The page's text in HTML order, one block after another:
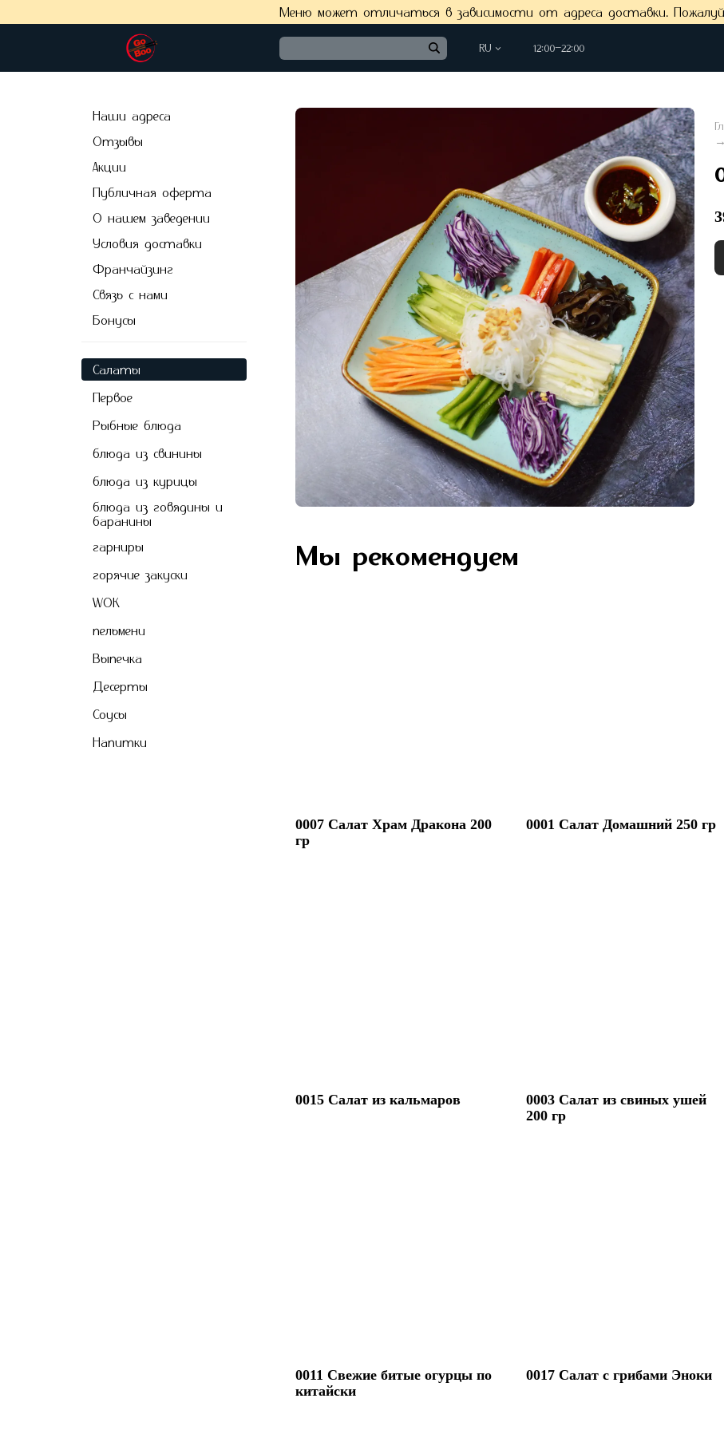
Меню может отличаться в зависимости от адреса доставки.
RU 12:00−22:00
Наши адреса
Отзывы
Акции
Публичная оферта
О нашем заведении
Условия доставки
Франчайзинг
Связь с нами
Бонусы
Салаты
Первое
Рыбные блюда
блюда из свинины
блюда из курицы
блюда из говядины и
баранины
гарниры
горячие закуски
WOK
пельмени
Выпечкa
Десерты
Соусы
Напитки
Мы рекомендуем
0007 Салат Храм Дракона 200
гр
0001 Салат Домашний 250 гр
0015 Салат из кальмаров
0003 Салат из свиных ушей
200 гр
0011 Свежие битые огурцы по
китайски
0017 Салат с грибами Эноки